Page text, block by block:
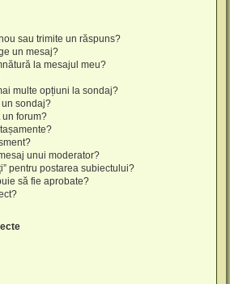
sau trimite un răspuns?
un mesaj?
la mesajul meu?
multe opțiuni la sondaj?
sondaj?
un forum?
unui moderator?
pentru postarea subiectului?
să fie aprobate?